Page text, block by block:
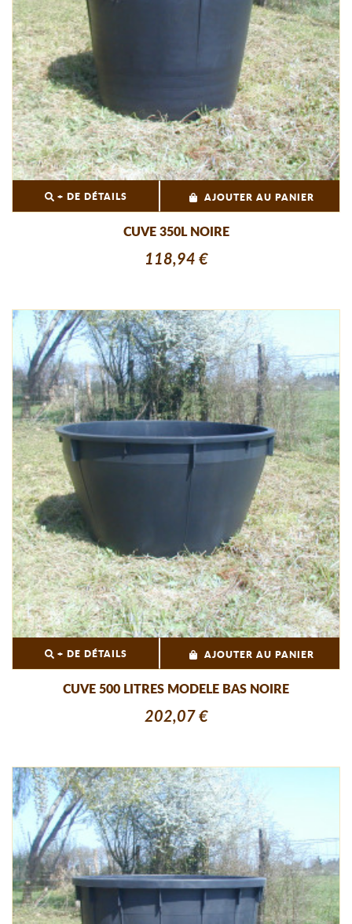
+ DE DÉTAILS AJOUTER AU PANIER
CUVE 350L NOIRE
118,94 €
+ DE DÉTAILS AJOUTER AU PANIER
CUVE 500 LITRES MODELE BAS NOIRE
202,07 €